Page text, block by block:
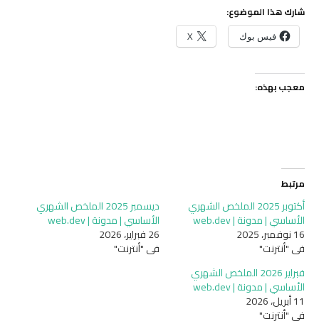
شارك هذا الموضوع:
فيس بوك X
معجب بهذه:
مرتبط
أكتوبر 2025 الملخص الشهري
الأساسي | مدونة | web.dev
16 نوفمبر، 2025
في "أنترنت"
ديسمبر 2025 الملخص الشهري
الأساسي | مدونة | web.dev
26 فبراير، 2026
في "أنترنت"
فبراير 2026 الملخص الشهري
الأساسي | مدونة | web.dev
11 أبريل، 2026
في "أنترنت"